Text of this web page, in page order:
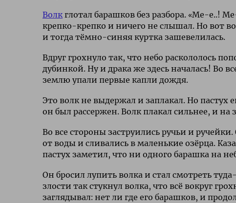
Волкглотал барашков без разбора. «Ме-е..!
крепко-крепко и ничего не слышал. Но вот
и тогда тёмно-синяя куртка зашевелилась.
Вдруг грохнуло так, что небо раскололось
дубинкой. Ну и драка же здесь началась! Во
землю упали первые капли дождя.
Это волк не выдержал и заплакал. Но пастух
он был рассержен. Волк плакал сильнее, и
Во все стороны заструились ручьи и
от воды и сливались в маленькие озёрца.
пастух заметил, что ни одного барашка на
Он бросил лупить волка и стал смотреть
злости так стукнул волка, что всё вокруг
заглядывал: нет ли где его барашков, и